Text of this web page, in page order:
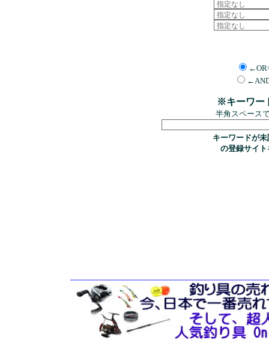
※キーワー
半角スペース
キーワードが
の登録サイ